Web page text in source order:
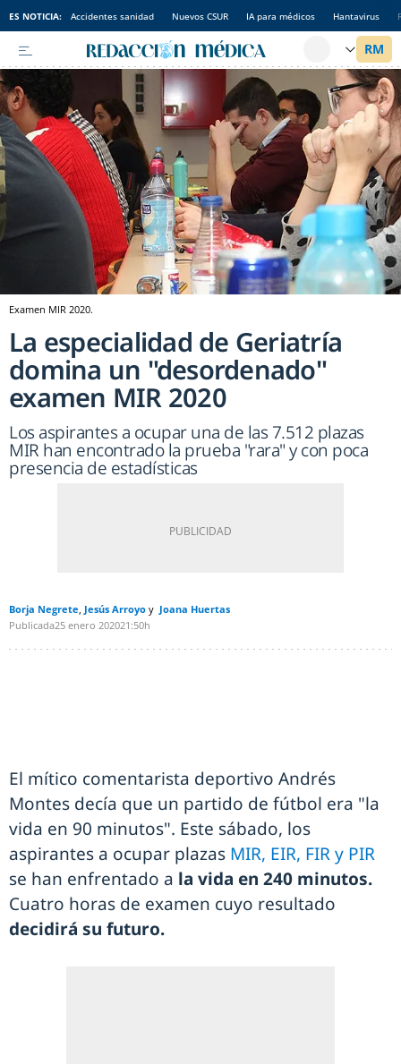
ES NOTICIA: Accidentes sanidad Nuevos CSUR IA para médicos Hantavirus
Examen MIR 2020.
La especialidad de Geriatría
domina un "desordenado"
examen MIR 2020
Los aspirantes a ocupar una de las 7.512 plazas
MIR han encontrado la prueba "rara" y con poca
presencia de estadísticas
Borja Negrete Jesús Arroyo
Joana Huertas
Publicada25 enero 202021:50h
El mítico comentarista deportivo Andrés
Montes decía que un partido de fútbol era "la
vida en 90 minutos". Este sábado, los
aspirantes a ocupar plazas MIR, EIR, FIR y PIR
se han enfrentado a la vida en 240 minutos.
Cuatro horas de examen cuyo resultado
decidirá su futuro.